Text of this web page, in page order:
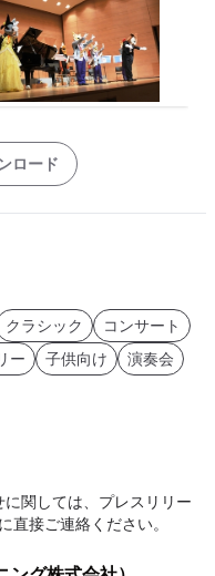
ロード
クラシック
コンサート
ー 子供向け 演奏会
関しては、プレスリリー
直接ご連絡ください。